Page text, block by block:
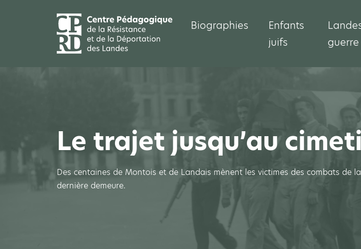
Biographies
Enfants
juifs
guerre
Le trajet jusqu’au
Des centaines de Montois et de Landais mènent les victimes des combats de
dernière demeure.